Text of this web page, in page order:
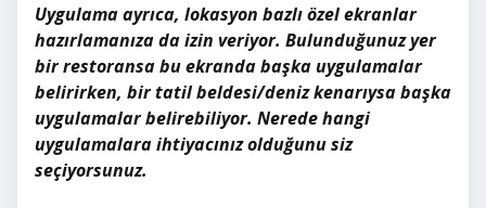
Uygulama ayrıca, lokasyon bazlı özel ekranlar
hazırlamanıza da izin veriyor. Bulunduğunuz yer
bir restoransa bu ekranda başka uygulamalar
belirirken, bir tatil beldesi/deniz kenarıysa başka
uygulamalar belirebiliyor. Nerede hangi
uygulamalara ihtiyacınız olduğunu siz
seçiyorsunuz.